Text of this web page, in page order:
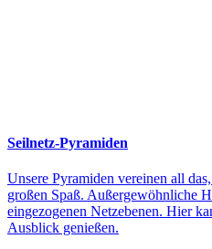
Seilnetz-Pyramiden
Unsere Pyramiden vereinen all
großen Spaß. Außergewöhnliche
eingezogenen Netzebenen. Hier
Ausblick genießen.